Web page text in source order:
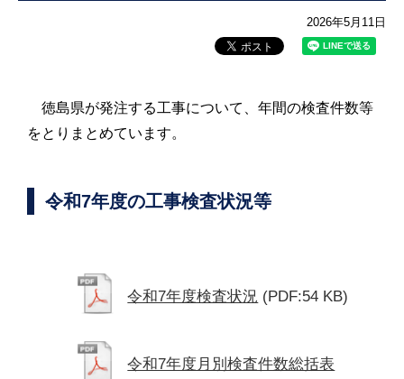
2026年5月11日
徳島県が発注する工事について、年間の検査件数等
をとりまとめています。
令和7年度の工事検査状況等
令和7年度検査状況 (PDF:54 KB)
令和7年度月別検査件数総括表